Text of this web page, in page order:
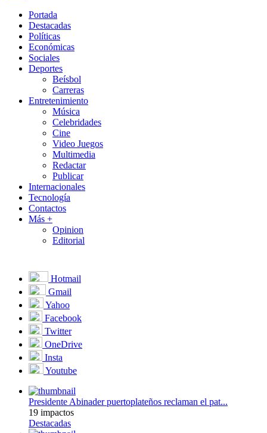
Portada
Destacadas
Políticas
Económicas
Sociales
Deportes
Beísbol
Carreras
Entretenimiento
Música
Celebridades
Cine
Video Juegos
Multimedia
Redactar
Publicar
Internacionales
Tecnología
Contactos
Más +
Opinion
Editorial
Hotmail
Gmail
Yahoo
Facebook
Twitter
OneDrive
Insta
Youtube
Presidente Abinader puertoplateños reclaman el pat...
19 impactos
Destacadas